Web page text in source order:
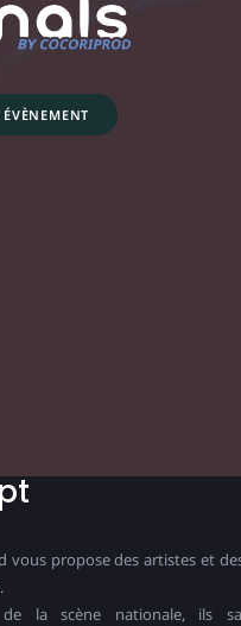
vous propose des artistes et
de la scène nationale, ils